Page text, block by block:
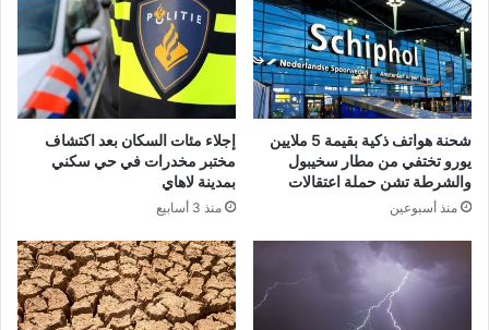
شحنة هواتف ذكية بقيمة 5 ملايين
يورو تختفي من مطار سخيبول
والشرطة تشن حملة اعتقالات
منذ أسبوعين
إجلاء مئات السكان بعد اكتشاف
مختبر مخدرات في حي سكني
بمدينة لاهاي
منذ 3 أسابيع